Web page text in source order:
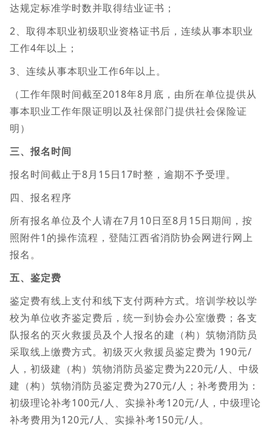
达规定标准学时数并取得结业证书；
2、取得本职业初级职业资格证书后，连续从事本职业
工作4年以上；
3、连续从事本职业工作6年以上。
（工作年限时间截至2018年8月底，由所在单位提供从
事本职业工作年限证明以及社保部门提供社会保险证
明）
三、报名时间
报名时间截止于8月15日17时整，逾期不予受理。
四、报名程序
所有报名单位及个人请在7月10日至8月15日期间，按
照附件1的操作流程，登陆江西省消防协会网进行网上
报名。
五、鉴定费
鉴定费有线上支付和线下支付两种方式。培训学校以学
校为单位收齐鉴定费后，统一到协会办公室缴费；各支
队报名的灭火救援员及个人报名的建（构）筑物消防员
采取线上缴费方式。初级灭火救援员鉴定费为 190元/
人，初级建（构）筑物消防员鉴定费为220元/人、中级
建（构）筑物消防员鉴定费为270元/人；补考费用为：
初级理论补考100元/人、实操补考120元/人，中级理论
补考费用为120元/人、实操补考150元/人。